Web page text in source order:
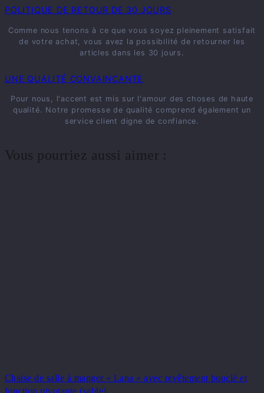
POLITIQUE DE RETOUR DE 30 JOURS
Comme nous tenons à ce que vous soyez pleinement satisfait
de votre achat, vous avez la possibilité de retourner les
articles dans les 30 jours.
UNE QUALITÉ CONVAINCANTE
Pour nous, l'accent est mis sur l'amour des choses de haute
qualité. Notre promesse de qualité comprend également un
service client digne de confiance.
Vous pourriez aussi aimer :
Chaise de salle à manger « Lana » avec revêtement bouclé et
fonction pivotante (sable)